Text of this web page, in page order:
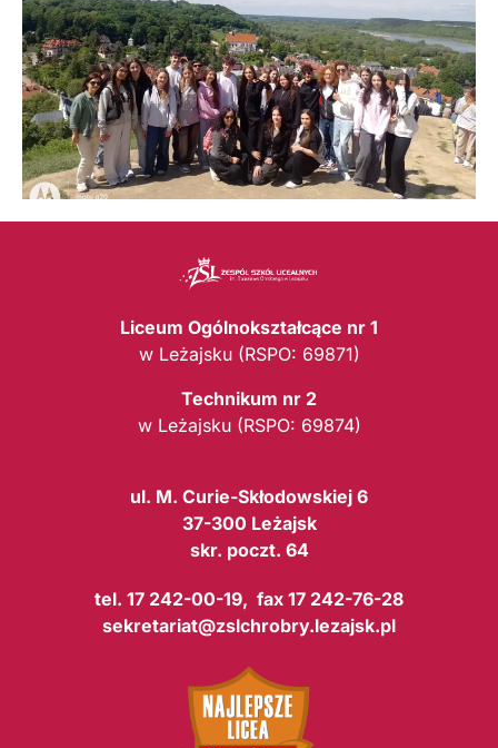
Liceum Ogólnokształcące nr 1
w Leżajsku (RSPO: 69871)
Technikum nr 2
w Leżajsku (RSPO: 69874)
ul. M. Curie-Skłodowskiej 6
37-300 Leżajsk
skr. poczt. 64
tel. 17 242-00-19, fax 17 242-76-28
sekretariat@zslchrobry.lezajsk.pl